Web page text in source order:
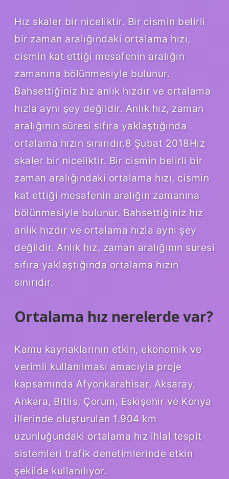
Hız skaler bir niceliktir. Bir cismin belirli
bir zaman aralığındaki ortalama hızı,
cismin kat ettiği mesafenin aralığın
zamanına bölünmesiyle bulunur.
Bahsettiğiniz hız anlık hızdır ve ortalama
hızla aynı şey değildir. Anlık hız, zaman
aralığının süresi sıfıra yaklaştığında
ortalama hızın sınırıdır.8 Şubat 2018Hız
skaler bir niceliktir. Bir cismin belirli bir
zaman aralığındaki ortalama hızı, cismin
kat ettiği mesafenin aralığın zamanına
bölünmesiyle bulunur. Bahsettiğiniz hız
anlık hızdır ve ortalama hızla aynı şey
değildir. Anlık hız, zaman aralığının süresi
sıfıra yaklaştığında ortalama hızın
sınırıdır.
Ortalama hız nerelerde var?
Kamu kaynaklarının etkin, ekonomik ve
verimli kullanılması amacıyla proje
kapsamında Afyonkarahisar, Aksaray,
Ankara, Bitlis, Çorum, Eskişehir ve Konya
illerinde oluşturulan 1.904 km
uzunluğundaki ortalama hız ihlal tespit
sistemleri trafik denetimlerinde etkin
şekilde kullanılıyor.